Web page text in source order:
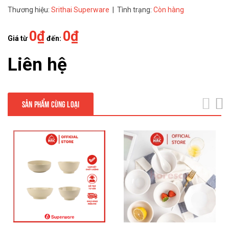
Thương hiệu: Srithai Superware | Tình trạng: Còn hàng
Giá từ 0₫đến: 0₫
Liên hệ
SẢN PHẨM CÙNG LOẠI